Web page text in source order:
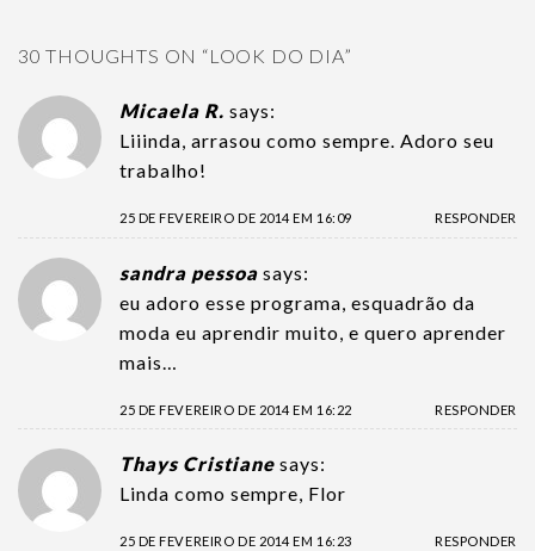
30 THOUGHTS ON “LOOK DO DIA”
Micaela R. says:
Liiinda, arrasou como sempre. Adoro seu
trabalho!
25 DE FEVEREIRO DE 2014 EM 16:09 RESPONDER
sandra pessoa says:
eu adoro esse programa, esquadrão da
moda eu aprendir muito, e quero aprender
mais…
25 DE FEVEREIRO DE 2014 EM 16:22 RESPONDER
Thays Cristiane says:
Linda como sempre, Flor
25 DE FEVEREIRO DE 2014 EM 16:23 RESPONDER